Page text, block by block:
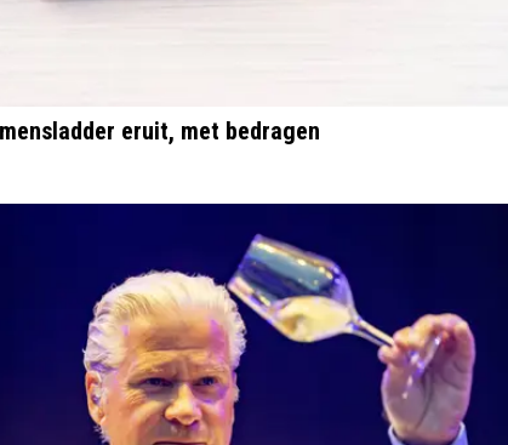
eruit, met bedragen